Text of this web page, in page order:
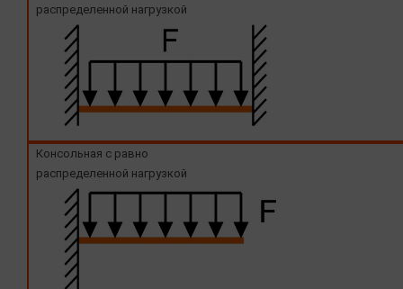
распределенной нагрузкой
Консольная с равно
распределенной нагрузкой